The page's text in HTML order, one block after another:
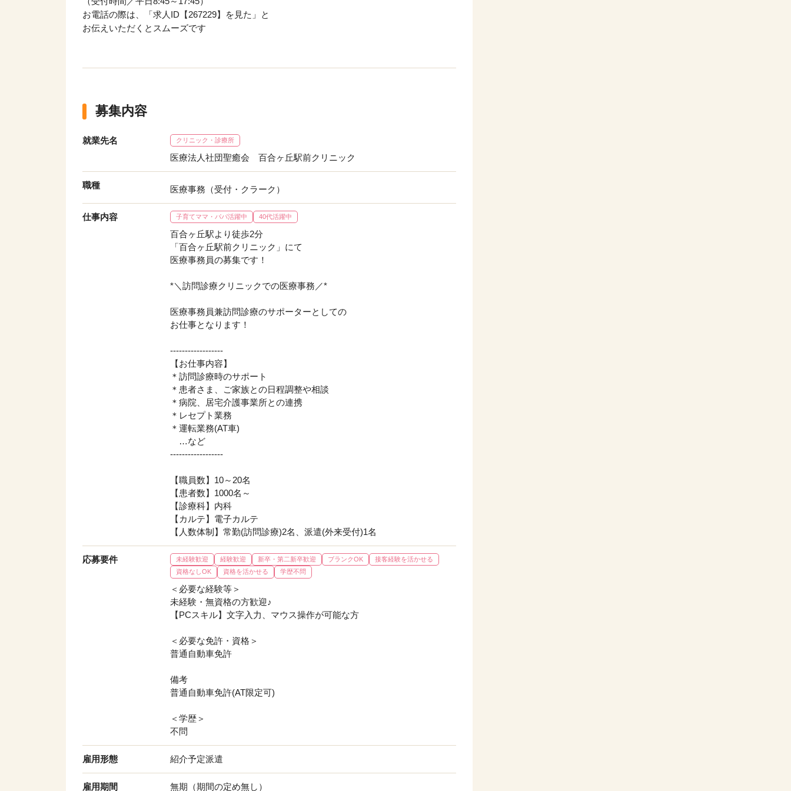
お電話の際は、「求人ID【267229】を見た」と
お伝えいただくとスムーズです
募集内容
就業先名 クリニック・診療所
医療法人社団聖癒会 百合ヶ丘駅前クリニック
職種 医療事務（受付・クラーク）
仕事内容 子育てママ・パパ活躍中 40代活躍中
百合ヶ丘駅より徒歩2分
「百合ヶ丘駅前クリニック」にて
医療事務員の募集です！
*＼訪問診療クリニックでの医療事務／*
医療事務員兼訪問診療のサポーターとしての
お仕事となります！
------------------
【お仕事内容】
＊訪問診療時のサポート
＊患者さま、ご家族との日程調整や相談
＊病院、居宅介護事業所との連携
＊レセプト業務
＊運転業務(AT車)
…など
------------------
【職員数】10～20名
【患者数】1000名～
【診療科】内科
【カルテ】電子カルテ
【人数体制】常勤(訪問診療)2名、派遣(外来受付)1名
応募要件 未経験歓迎 経験歓迎 新卒・第二新卒歓迎 ブランクOK
接客経験を活かせる
資格なしOK
資格を活かせる 学歴不問
＜必要な経験等＞
未経験・無資格の方歓迎♪
【PCスキル】文字入力、マウス操作が可能な方
＜必要な免許・資格＞
普通自動車免許
備考
普通自動車免許(AT限定可)
＜学歴＞
不問
雇用形態 紹介予定派遣
雇用期間 無期（期間の定め無し）